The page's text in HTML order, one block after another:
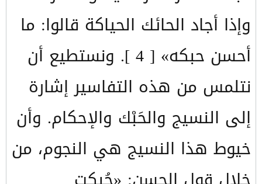
وإذا أجاد الحائك الحياكة قالوا: ما
أحسن حبكه» [ 4 ]. ونستطيع أن
نتلمس من هذه التفاسير إشارة
إلى النسيج والحَبْك والإحكام. وأن
خيوط هذا النسيج هي النجوم، من